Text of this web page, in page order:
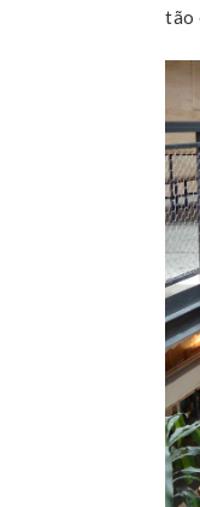
tão